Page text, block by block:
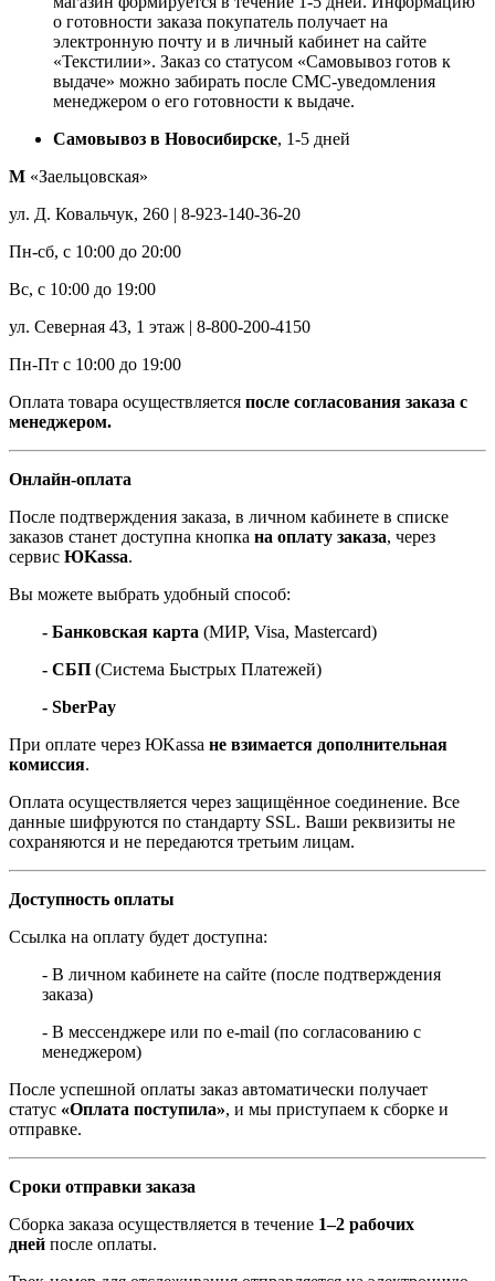
о готовности заказа покупатель получает на
электронную почту и в личный кабинет на сайте
«Текстилии». Заказ со статусом «Самовывоз готов к
выдаче» можно забирать после СМС-уведомления
менеджером о его готовности к выдаче.
Самовывоз в Новосибирске, 1-5 дней
М «Заельцовская»
ул. Д. Ковальчук, 260 | 8-923-140-36-20
Пн-сб, с 10:00 до 20:00
Вс, с 10:00 до 19:00
ул. Северная 43, 1 этаж | 8-800-200-4150
Пн-Пт с 10:00 до 19:00
Оплата товара осуществляется после согласования заказа с
менеджером.
Онлайн-оплата
После подтверждения заказа, в личном кабинете в списке
заказов станет доступна кнопка на оплату заказа, через
сервис ЮKassa.
Вы можете выбрать удобный способ:
- Банковская карта (МИР, Visa, Mastercard)
- СБП (Система Быстрых Платежей)
- SberPay
При оплате через ЮKassa не взимается дополнительная
комиссия.
Оплата осуществляется через защищённое соединение. Все
данные шифруются по стандарту SSL. Ваши реквизиты не
сохраняются и не передаются третьим лицам.
Доступность оплаты
Ссылка на оплату будет доступна:
- В личном кабинете на сайте (после подтверждения
заказа)
- В мессенджере или по e-mail (по согласованию с
менеджером)
После успешной оплаты заказ автоматически получает
статус «Оплата поступила», и мы приступаем к сборке и
отправке.
Сроки отправки заказа
Сборка заказа осуществляется в течение 1–2 рабочих
дней после оплаты.